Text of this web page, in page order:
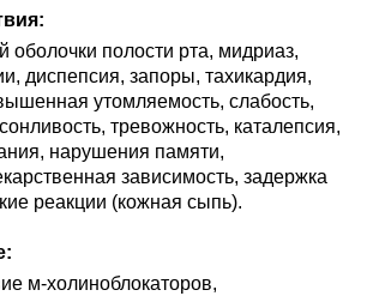
оболочки полости рта, мидриаз,
диспепсия, запоры, тахикардия,
утомляемость, слабость,
тревожность, каталепсия,
нарушения памяти,
зависимость, задержка
реакции (кожная сыпь).
м-холиноблокаторов,